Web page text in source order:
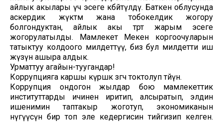
айлык акылары үч эсеге көбөйтүлдү. Баткен облусунда
аскердик жүктөм жана тобокелдик жогору
болгондуктан, айлык акы төрт жарым эсеге
жогорулатылды. Мамлекет Мекен коргоочуларын
татыктуу колдоого милдеттүү, биз бул милдетти иш
жүзүнө ашыра алдык.
Урматтуу агайын-туугандар!
Коррупцияга каршы күрөшкө өзгөчө токтолуп өтөйүн.
Коррупция ондогон жылдар бою мамлекеттик
институттарды ичинен иритип, алсыратып, элдин
ишенимин таптакыр жоготуп, экономиканын
өнүгүүсүнө бир топ эле кедергисин тийгизип келген.